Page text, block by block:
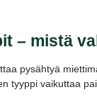
– mistä
pysähtyä
tyyppi vaikuttaa